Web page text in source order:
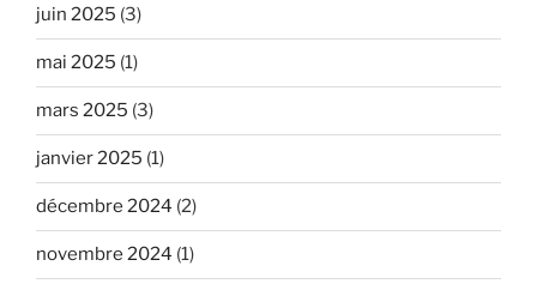
juin 2025 (3)
mai 2025 (1)
mars 2025 (3)
janvier 2025 (1)
décembre 2024 (2)
novembre 2024 (1)